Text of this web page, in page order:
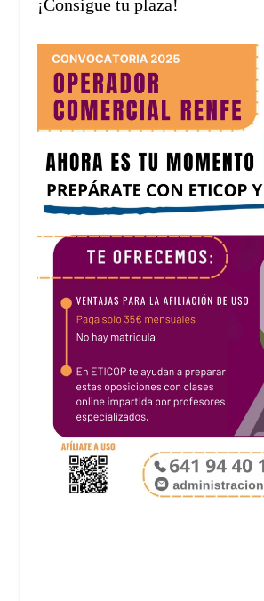
¡Consigue tu plaza!